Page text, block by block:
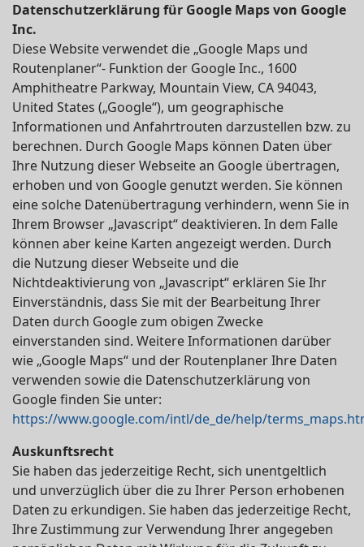
Datenschutzerklärung für Google Maps von Google
Inc.
Diese Website verwendet die „Google Maps und
Routenplaner“- Funktion der Google Inc., 1600
Amphitheatre Parkway, Mountain View, CA 94043,
United States („Google“), um geographische
Informationen und Anfahrtrouten darzustellen bzw. zu
berechnen. Durch Google Maps können Daten über
Ihre Nutzung dieser Webseite an Google übertragen,
erhoben und von Google genutzt werden. Sie können
eine solche Datenübertragung verhindern, wenn Sie in
Ihrem Browser „Javascript“ deaktivieren. In dem Falle
können aber keine Karten angezeigt werden. Durch
die Nutzung dieser Webseite und die
Nichtdeaktivierung von „Javascript“ erklären Sie Ihr
Einverständnis, dass Sie mit der Bearbeitung Ihrer
Daten durch Google zum obigen Zwecke
einverstanden sind. Weitere Informationen darüber
wie „Google Maps“ und der Routenplaner Ihre Daten
verwenden sowie die Datenschutzerklärung von
Google finden Sie unter:
https://www.google.com/intl/de_de/help/
Auskunftsrecht
Sie haben das jederzeitige Recht, sich unentgeltlich
und unverzüglich über die zu Ihrer Person erhobenen
Daten zu erkundigen. Sie haben das jederzeitige Recht,
Ihre Zustimmung zur Verwendung Ihrer angegeben